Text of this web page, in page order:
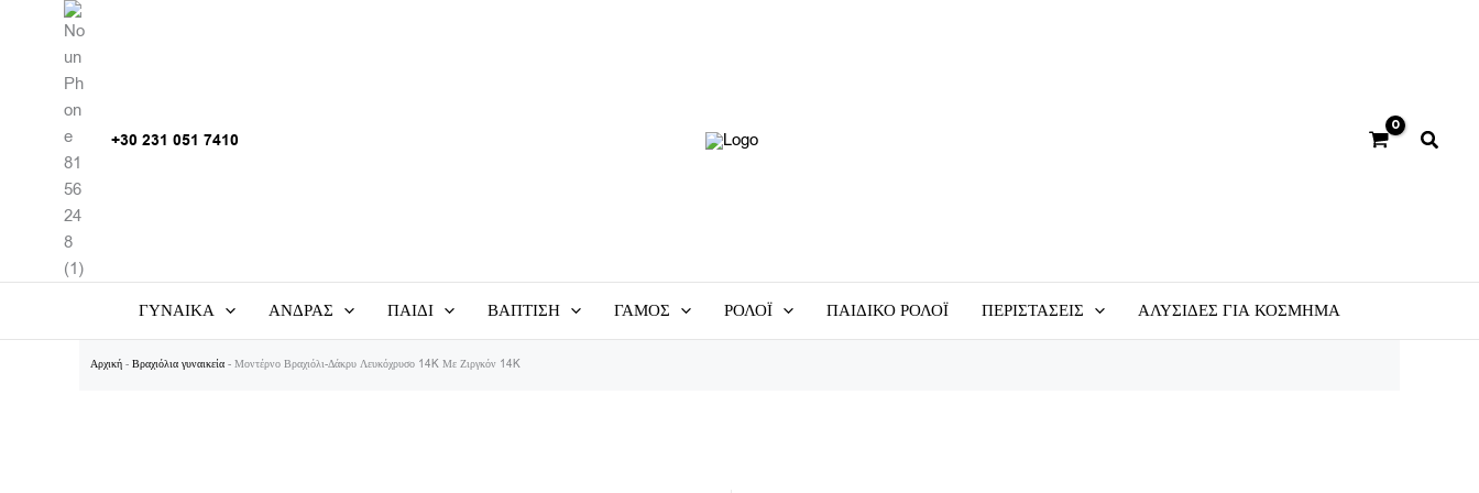
Μετάβαση
περιεχόμενο
+30 231 051 7410
ΓΥΝΑΙΚΑ ΑΝΔΡΑΣ ΠΑΙΔΙ ΒΑΠΤΙΣΗ ΓΑΜΟΣ ΡΟΛΟΪ ΠΑΙΔΙΚΟ ΡΟΛΟΪ ΠΕΡΙΣΤΑΣΕΙΣ ΑΛΥΣΙΔΕΣ ΓΙΑ ΚΟΣΜΗΜΑ
Αρχική - Βραχιόλια γυναικεία - Μοντέρνο Βραχιόλι-Δάκρυ Λευκόχρυσο 14K Με Ζιργκόν 14K